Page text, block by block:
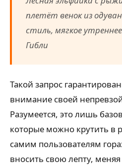
плетёт венок из
стиль, мягкое
Гибли
Такой запрос
внимание своей
Разумеется, это лишь
которые можно крутить в
самим пользователям
вносить свою лепту,